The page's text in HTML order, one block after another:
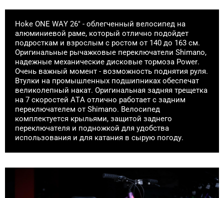
Hoke ONE WAY 26" - облегченный велосипед на
алюминиевой раме, который отлично подойдет
подросткам и взрослым с ростом от 140 до 163 см.
Оригинальные рычажковые переключатели Shimano,
надежные механические дисковые тормоза Power.
Очень важный момент - возможность поднятия руля.
Втулки на промышленных подшипниках обеспечат
великолепный накат. Оригинальная задняя трещетка
на 7 скоростей ATA отлично работает с задним
переключателем от Shimano. Велосипед
комплектуется крыльями, защитой заднего
переключателя и подножкой для удобства
использования и для катания в сырую погоду.